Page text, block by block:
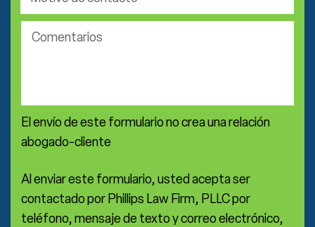
práctica
Comentarios
El envío de este formulario no crea una relación
abogado-cliente
Al enviar este formulario, usted acepta ser
contactado por Phillips Law Firm, PLLC por
teléfono, mensaje de texto y correo electrónico,